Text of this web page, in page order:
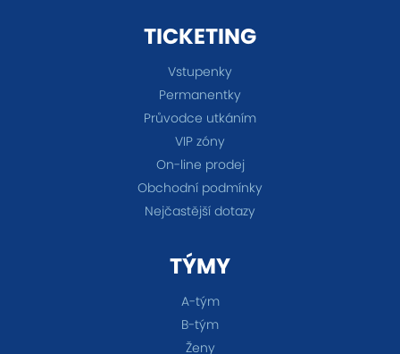
TICKETING
Vstupenky
Permanentky
Průvodce utkáním
VIP zóny
On-line prodej
Obchodní podmínky
Nejčastější dotazy
TÝMY
A-tým
B-tým
Ženy